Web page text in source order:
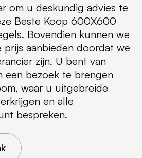
om u deskundig advies te
Beste Koop 600X600
Bovendien kunnen we
aanbieden doordat we
zijn. U bent van
een bezoek te brengen
waar u uitgebreide
en alle
bespreken.